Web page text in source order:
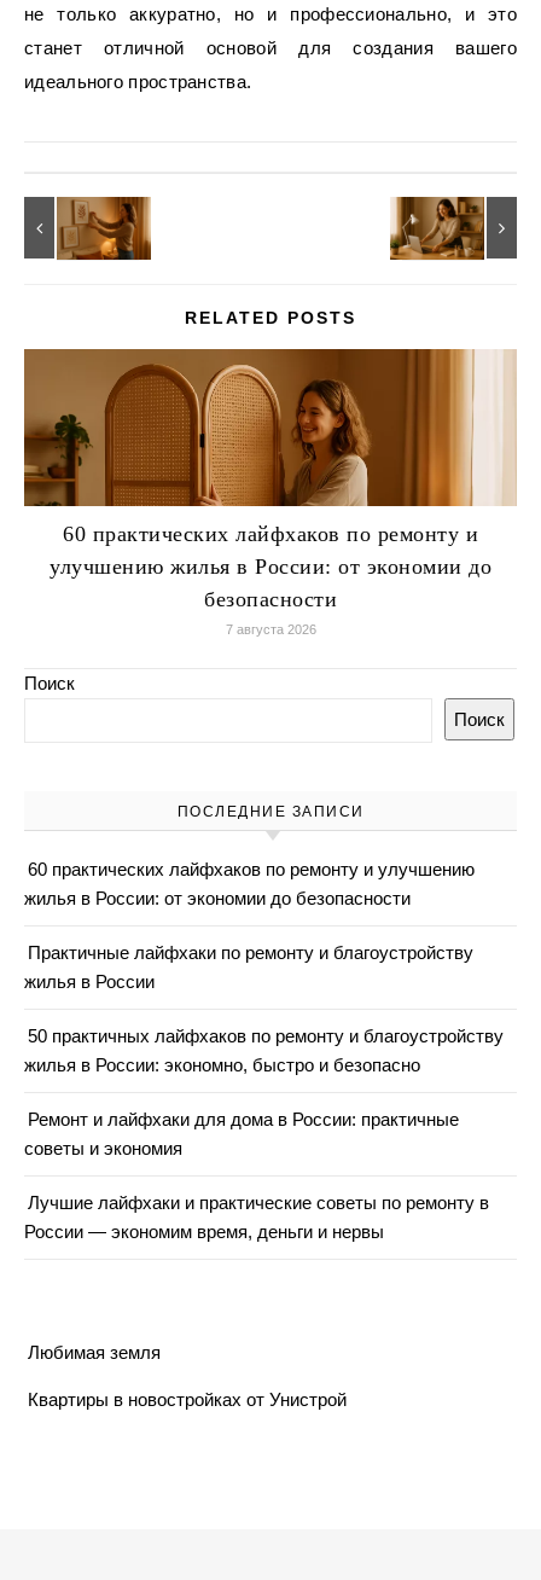
не только аккуратно, но и профессионально, и это
станет отличной основой для создания вашего
идеального пространства.
RELATED POSTS
60 практических лайфхаков по ремонту и
улучшению жилья в России: от экономии до
безопасности
7 августа 2026
Поиск
Поиск
ПОСЛЕДНИЕ ЗАПИСИ
60 практических лайфхаков по ремонту и улучшению
жилья в России: от экономии до безопасности
Практичные лайфхаки по ремонту и благоустройству
жилья в России
50 практичных лайфхаков по ремонту и благоустройству
жилья в России: экономно, быстро и безопасно
Ремонт и лайфхаки для дома в России: практичные
советы и экономия
Лучшие лайфхаки и практические советы по ремонту в
России — экономим время, деньги и нервы
Любимая земля
Квартиры в новостройках от Унистрой